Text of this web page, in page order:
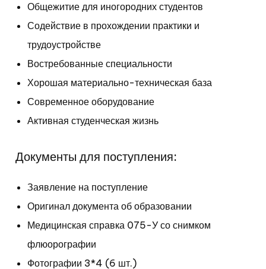
Общежитие для иногородних студентов
Содействие в прохождении практики и
трудоустройстве
Востребованные специальности
Хорошая материально-техническая база
Современное оборудование
Активная студенческая жизнь
Документы для поступления:
Заявление на поступление
Оригинал документа об образовании
Медицинская справка 075-У со снимком
флюорографии
Фотографии 3*4 (6 шт.)